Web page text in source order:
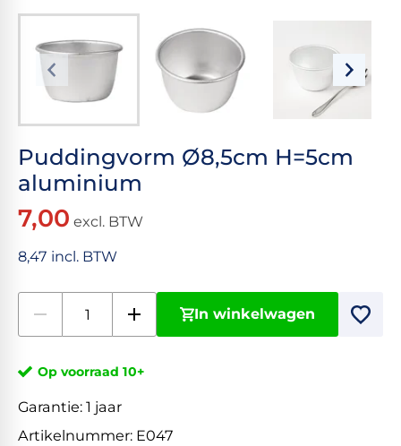
Puddingvorm Ø8,5cm H=5cm
aluminium
7,00 excl. BTW
8,47 incl. BTW
In winkelwagen
Op voorraad 10+
Garantie: 1 jaar
Artikelnummer: E047